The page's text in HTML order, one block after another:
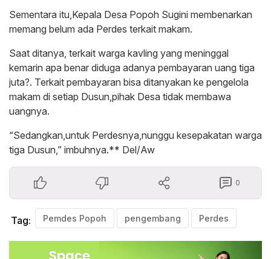
Sementara itu,Kepala Desa Popoh Sugini membenarkan
memang belum ada Perdes terkait makam.
Saat ditanya, terkait warga kavling yang meninggal
kemarin apa benar diduga adanya pembayaran uang tiga
juta?. Terkait pembayaran bisa ditanyakan ke pengelola
makam di setiap Dusun,pihak Desa tidak membawa
uangnya.
“Sedangkan,untuk Perdesnya,nunggu kesepakatan warga
tiga Dusun,” imbuhnya.** Del/Aw
0
Tag: Pemdes Popoh pengembang Perdes